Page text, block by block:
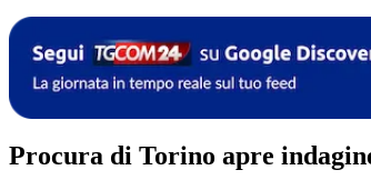
Procura di Torino apre